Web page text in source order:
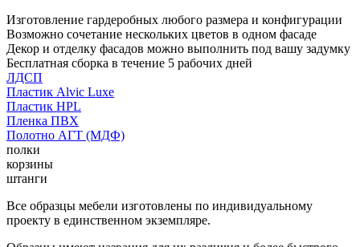
Изготовление гардеробных любого размера и конфигурации
Возможно сочетание нескольких цветов в одном фасаде
Декор и отделку фасадов можно выполнить под вашу задумку
Бесплатная сборка в течение 5 рабочих дней
ЛДСП
Пластик Alvic Luxe
Пластик HPL
Пленка ПВХ
Полотно АГТ (МДФ)
полки
корзины
штанги
Все образцы мебели изготовлены по индивидуальному
проекту в единственном экземпляре.